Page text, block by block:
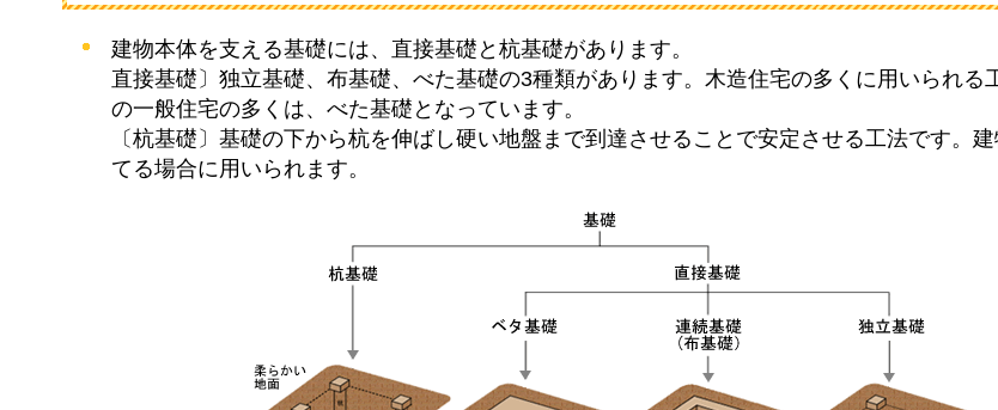
建物本体を支える基礎には、直接基礎と杭基礎があります。
直接基礎〕独立基礎、布基礎、べた基礎の3種類があります。木造住宅の多くに用いられる
の一般住宅の多くは、べた基礎となっています。
〔杭基礎〕基礎の下から杭を伸ばし硬い地盤まで到達させることで安定させる工法です。
てる場合に用いられます。